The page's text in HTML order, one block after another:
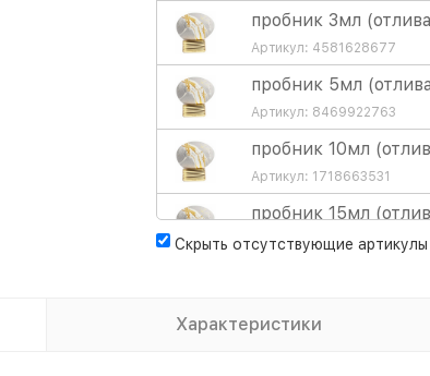
пробник 3мл
Артикул: 4581628677
пробник 5мл
Артикул: 8469922763
пробник 10мл
Артикул: 1718663531
пробник 15мл
Артикул: 7556303008
Скрыть отсутствующие артикулы
Характеристики